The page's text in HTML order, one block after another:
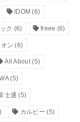
IDOM (6)
ク (6) freee (6)
ン (6)
All About(5)
(5)
士通 (5)
カルビー (5)